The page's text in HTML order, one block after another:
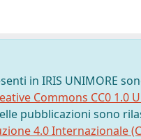
in IRIS UNIMORE
Commons CC0 1.0
pubblicazioni sono
4.0 Internazionale